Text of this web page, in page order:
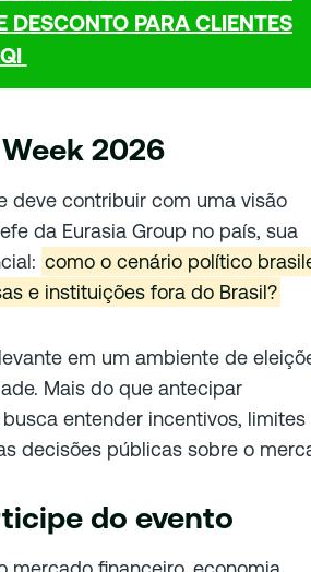
PARA CLIENTES
2026
deve contribuir com uma visão
da Eurasia Group no país, sua
como o cenário político
e instituições fora do Brasil?
em um ambiente de
Mais do que antecipar
entender incentivos, limites
decisões públicas sobre o
do evento